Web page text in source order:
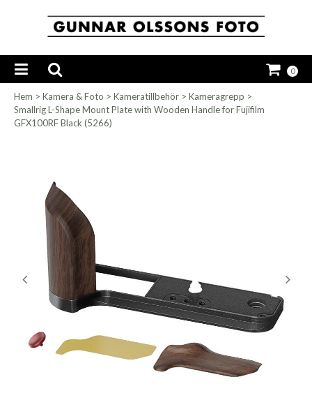
0
Hem > Kamera & Foto > Kameratillbehör > Kameragrepp >
Smallrig L-Shape Mount Plate with Wooden Handle for Fujifilm
GFX100RF Black (5266)